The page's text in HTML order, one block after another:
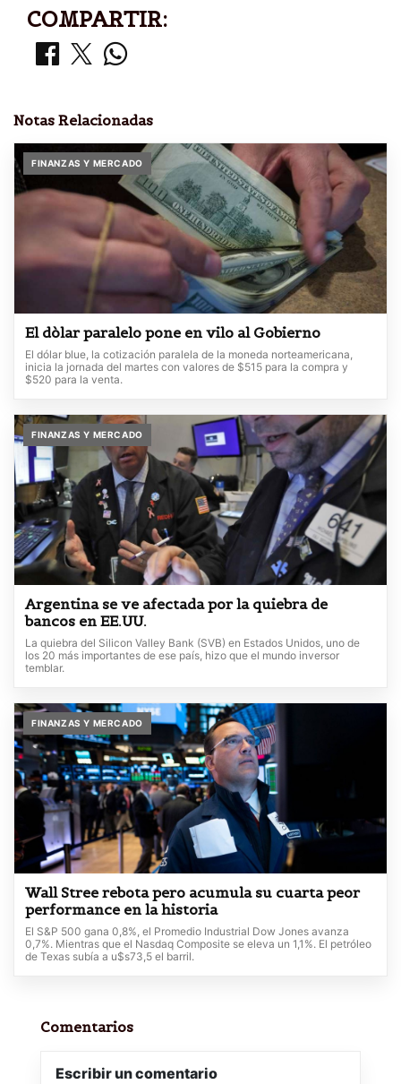
COMPARTIR:
Notas Relacionadas
FINANZAS Y MERCADO
El dòlar paralelo pone en vilo al Gobierno
El dólar blue, la cotización paralela de la moneda norteamericana,
inicia la jornada del martes con valores de $515 para la compra y
$520 para la venta.
FINANZAS Y MERCADO
Argentina se ve afectada por la quiebra de
bancos en EE.UU.
La quiebra del Silicon Valley Bank (SVB) en Estados Unidos, uno de
los 20 más importantes de ese país, hizo que el mundo inversor
temblar.
FINANZAS Y MERCADO
Wall Stree rebota pero acumula su cuarta peor
performance en la historia
El S&P 500 gana 0,8%, el Promedio Industrial Dow Jones avanza
0,7%. Mientras que el Nasdaq Composite se eleva un 1,1%. El petróleo
de Texas subía a u$s73,5 el barril.
Comentarios
Escribir un comentario